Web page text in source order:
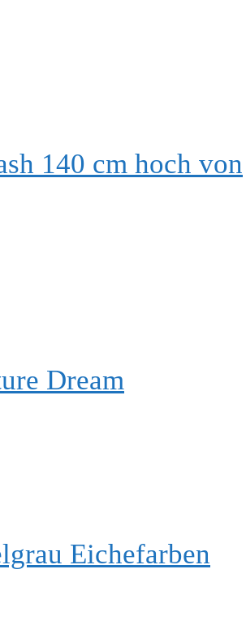
140 cm hoch von
Dream
Eichefarben